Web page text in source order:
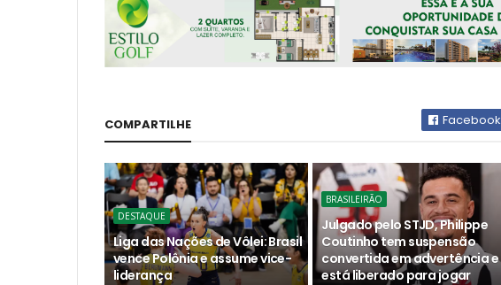
COMPARTILHE Facebook
DESTAQUE
Liga das Nações de Vôlei: Brasil
vence Polônia e assume vice-
liderança
BRASILEIRÃO
Julgado pelo STJD, Philippe
Coutinho tem suspensão
convertida em advertência e
está liberado para jogar